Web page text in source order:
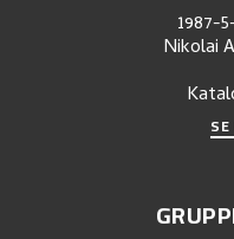
1987-
Nikolai